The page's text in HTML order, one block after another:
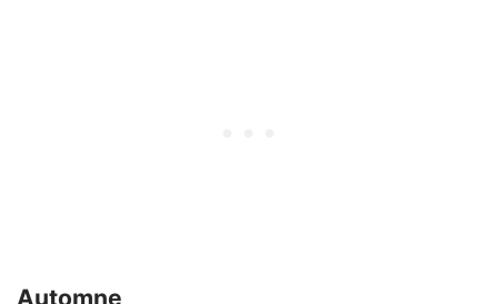
Automne